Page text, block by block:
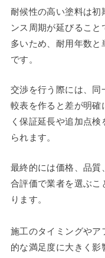
耐候性の高い塗料は初
ンス周期が延びるこ
多いため、耐用年数
です。
交渉を行う際には、同
較表を作ると差が明確
く保証延長や追加点
られます。
最終的には価格、品質
合評価で業者を選ぶこ
ります。
施工のタイミングやア
的な満足度に大きく影